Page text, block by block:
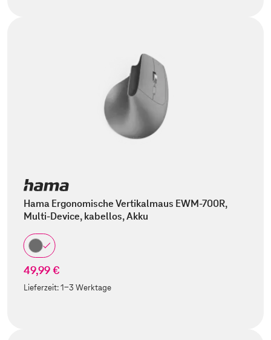
Hama Ergonomische Vertikalmaus EWM-700R,
Multi-Device, kabellos, Akku
49,99 €
Lieferzeit:1-3 Werktage